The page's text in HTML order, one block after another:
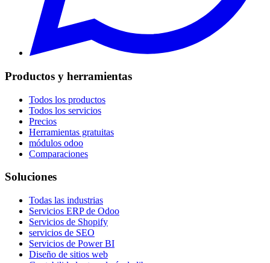
Productos y herramientas
Todos los productos
Todos los servicios
Precios
Herramientas gratuitas
módulos odoo
Comparaciones
Soluciones
Todas las industrias
Servicios ERP de Odoo
Servicios de Shopify
servicios de SEO
Servicios de Power BI
Diseño de sitios web